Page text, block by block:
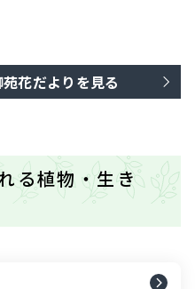
花だよりを見る
る植物・生き